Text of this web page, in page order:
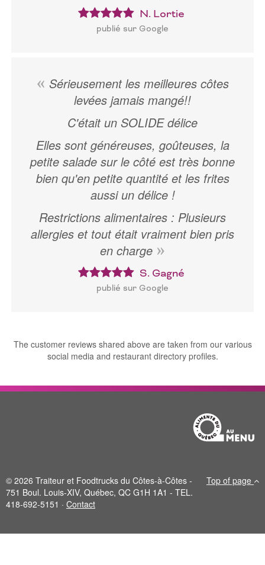
N. Lortie
publié sur Google
Sérieusement les meilleures côtes
levées jamais mangé!!
C'était un SOLIDE délice
Elles sont généreuses, goûteuses, la
petite salade sur le côté est très bonne
bien qu'en petite quantité et les frites
aussi un délice !
Restrictions alimentaires : Plusieurs
allergies et tout était vraiment bien pris
en charge
S. Gagné
publié sur Google
The customer reviews shared above are taken from our various
social media and restaurant directory profiles.
Top of page
© 2026 Traiteur et Foodtrucks du Côtes-à-Côtes -
751 Boul. Louis-XIV, Québec, QC G1H 1A1 - TEL.
418-692-5151 · Contact